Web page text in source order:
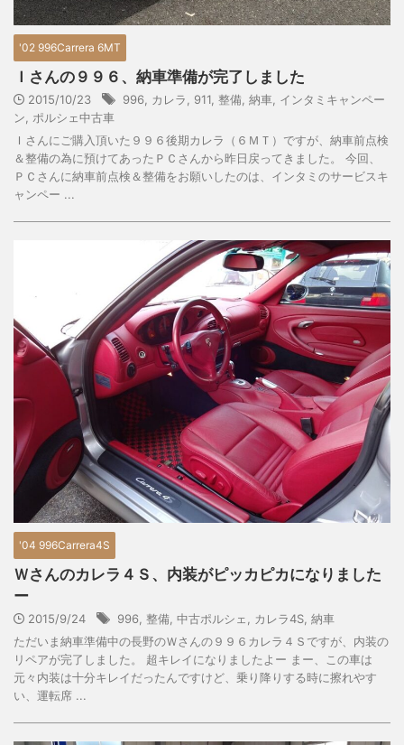
'02 996Carrera 6MT
Ｉさんの９９６、納車準備が完了しました
2015/10/23 996 カレラ 911 整備 納車 インタミキャンペー
ン
ポルシェ中古車
Ｉさんにご購入頂いた９９６後期カレラ（６ＭＴ）ですが、納車前点検
＆整備の為に預けてあったＰＣさんから昨日戻ってきました。 今回、
ＰＣさんに納車前点検＆整備をお願いしたのは、インタミのサービスキ
ャンペー ...
'04 996Carrera4S
Ｗさんのカレラ４Ｓ、内装がピッカピカになりました
ー
2015/9/24 996 整備 中古ポルシェ カレラ4S 納車
ただいま納車準備中の長野のＷさんの９９６カレラ４Ｓですが、内装の
リペアが完了しました。 超キレイになりましたよー まー、この車は
元々内装は十分キレイだったんですけど、乗り降りする時に擦れやす
い、運転席 ...